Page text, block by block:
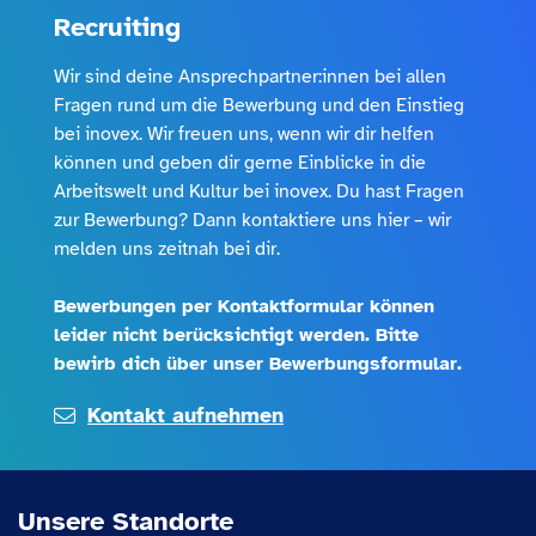
Recruiting
Wir sind deine Ansprechpartner:innen bei allen
Fragen rund um die Bewerbung und den Einstieg
bei inovex. Wir freuen uns, wenn wir dir helfen
können und geben dir gerne Einblicke in die
Arbeitswelt und Kultur bei inovex. Du hast Fragen
zur Bewerbung? Dann kontaktiere uns hier – wir
melden uns zeitnah bei dir.
Bewerbungen per Kontaktformular können
leider nicht berücksichtigt werden. Bitte
bewirb dich über unser Bewerbungsformular.
Kontakt aufnehmen
Telefonnummer (optional)
Nachricht
Daten, die über das Kontaktformular erhoben werden,
gemäß der Datenschutzhinweisezum Zweck der
Kontaktaufnahme verarbeitet.
Unsere Standorte